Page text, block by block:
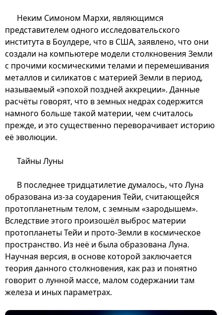
Неким Симоном Мархи, являющимся
представителем одного исследовательского
института в Боулдере, что в США, заявлено, что они
создали на компьютере модели столкновения Земли
с прочими космическими телами и перемешивания
металлов и силикатов с материей Земли в период,
называемый «эпохой поздней аккреции». Данные
расчёты говорят, что в земных недрах содержится
намного больше такой материи, чем считалось
прежде, и это существенно переворачивает историю
её эволюции.
Тайны Луны
В последнее тридцатилетие думалось, что Луна
образована из-за соударения Тейи, считающейся
протопланетным телом, с земным «зародышем».
Вследствие этого произошёл выброс материи
протопланеты Тейи и прото-Земли в космическое
пространство. Из неё и была образована Луна.
Научная версия, в основе которой заключается
теория данного столкновения, как раз и понятно
говорит о лунной массе, малом содержании там
железа и иных параметрах.